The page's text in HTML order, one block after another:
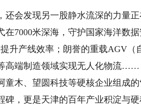
会发现另一股静水流深的力量正
7000米深海，守护国家海洋数据
升产线效率；朗誉的重载AGV（
高端制造领域实现无人化物流……
、望圆科技等硬核企业组成的“
碑，更是天津的百年产业积淀与